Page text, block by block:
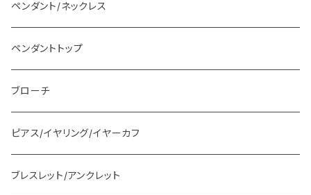
ペンダント/ネックレス
ペンダントトップ
ブローチ
ピアス/イヤリング/イヤーカフ
ブレスレット/アンクレット